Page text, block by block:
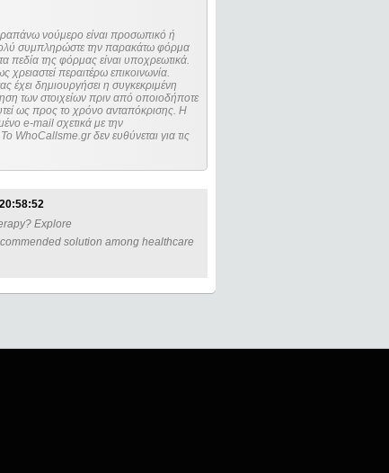
νούμερο είναι προσωπικό ή
συμπληρώστε την παρακάτω φόρμα
πεδία της φόρμας είναι υποχρεωτικά.
περαιτέρω επικοινωνία.
δημιουργήσει η συγκεκριμένη
ως προς το χρόνο ανταπόκρισης. Η
e-mail σχετικά με την
WhoCallsme.gr δεν ευθύνεται για τις
Explore
solution among healthcare